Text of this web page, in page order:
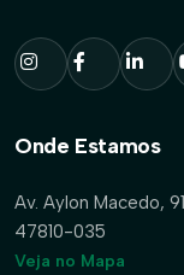
Onde Estamos
Av. Aylon Macedo,
47810-035
Veja no Mapa